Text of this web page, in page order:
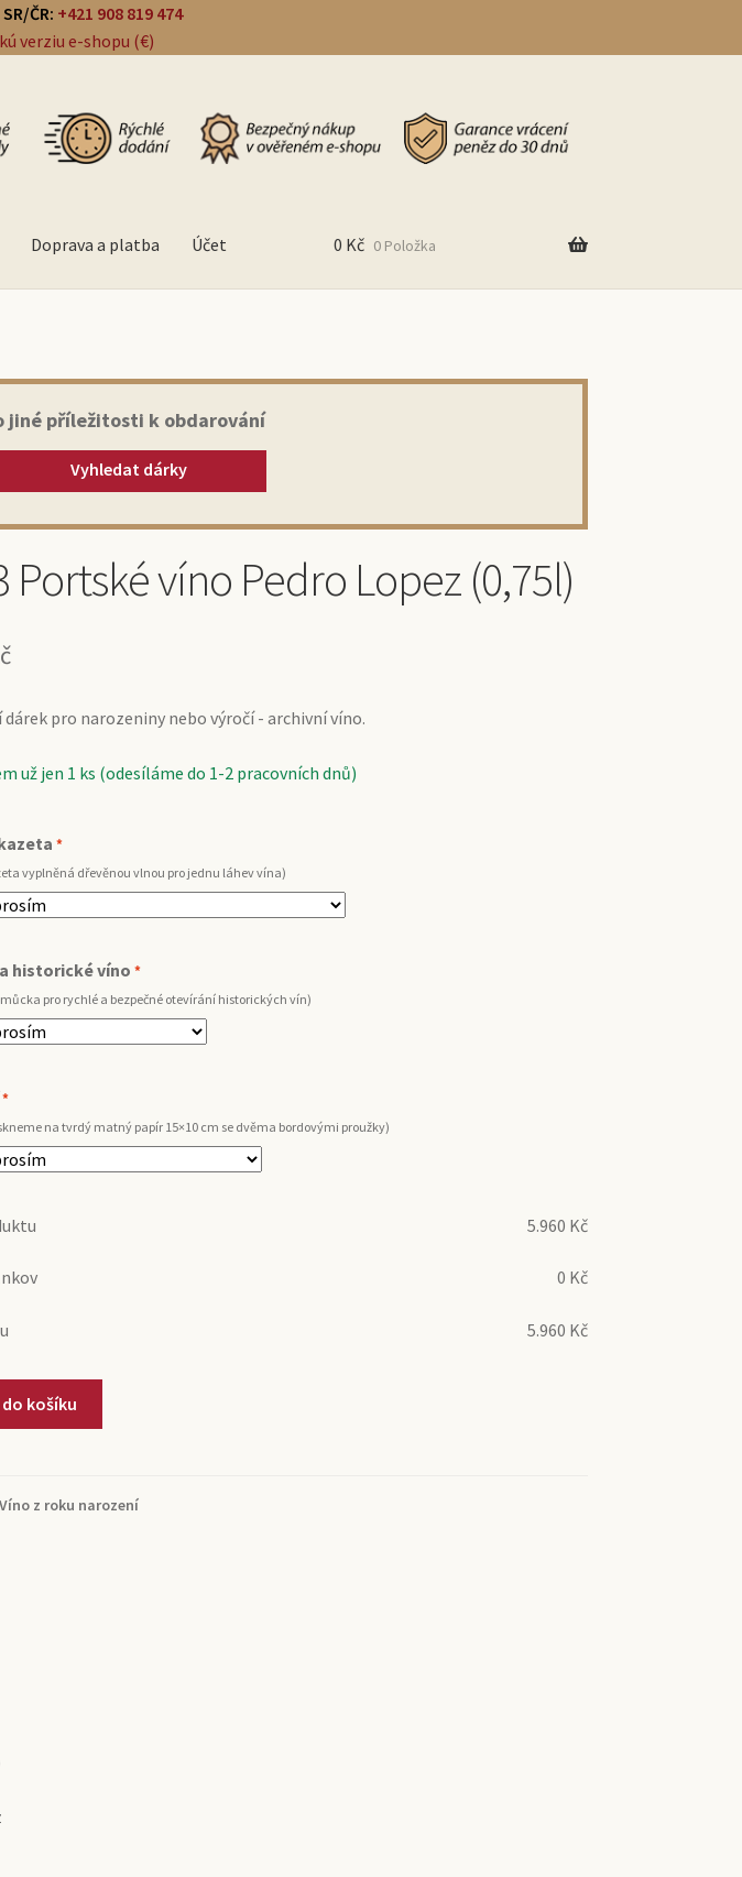
ČR: +421 908 819 474
verziu e-shopu (€)
Doprava a platba Účet 0 Kč 0 Položka
jiné příležitosti k obdarování
Vyhledat dárky
Portské víno Pedro Lopez (0,75l)
dárek pro narozeniny nebo výročí - archivní víno.
už jen 1 ks (odesíláme do 1-2 pracovních dnů)
*
vyplněná dřevěnou vlnou pro jednu láhev vína)
historické víno *
pro rychlé a bezpečné otevírání historických vín)
na tvrdý matný papír 15×10 cm se dvěma bordovými proužky)
5.960 Kč
0 Kč
5.960 Kč
košíku
Víno z roku narození